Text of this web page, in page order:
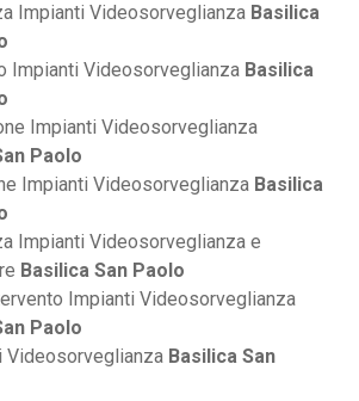
Impianti Videosorveglianza Basilica
Impianti Videosorveglianza Basilica
Impianti Videosorveglianza
Paolo
Impianti Videosorveglianza Basilica
Impianti Videosorveglianza e
Basilica San Paolo
Impianti Videosorveglianza
Paolo
Videosorveglianza Basilica San